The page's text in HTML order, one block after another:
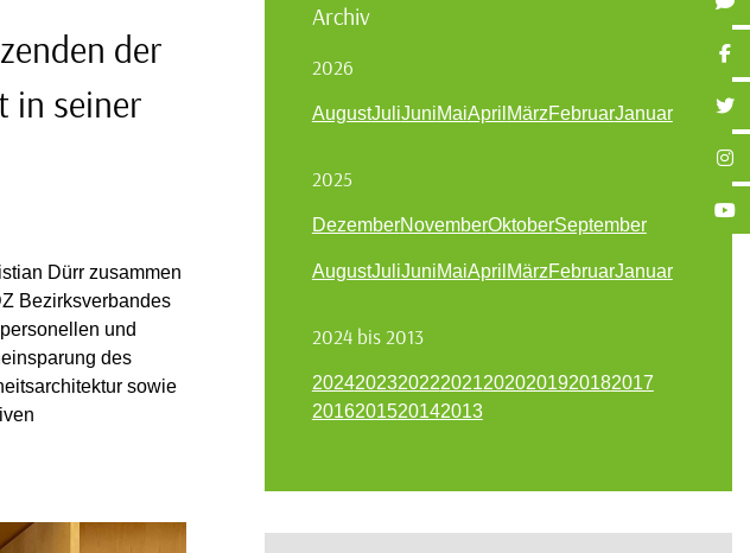
der
in seiner
Dürr zusammen
Bezirksverbandes
und
des
sowie
Archiv
2026
AugustJuliJuniMaiApril MärzFebruarJanuar
2025
DezemberNovemberOktoberSeptember
AugustJuliJuniMaiApril MärzFebruarJanuar
2024 bis 2013
20242023202220212020201920182017
2016201520142013